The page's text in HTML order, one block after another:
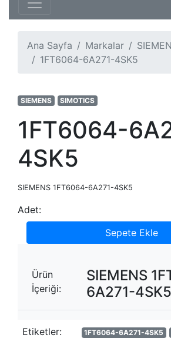
Ana Sayfa Markalar
1FT6064-6A271-4SK5
SIEMENS SIMOTICS
1FT6064-
4SK5
SIEMENS 1FT6064-6A271-4SK5
Adet:
Sepete Ekle
Ürün
İçeriği:
SIEMENS
6A271-4SK5
Etiketler: 1FT6064-6A271-4SK5